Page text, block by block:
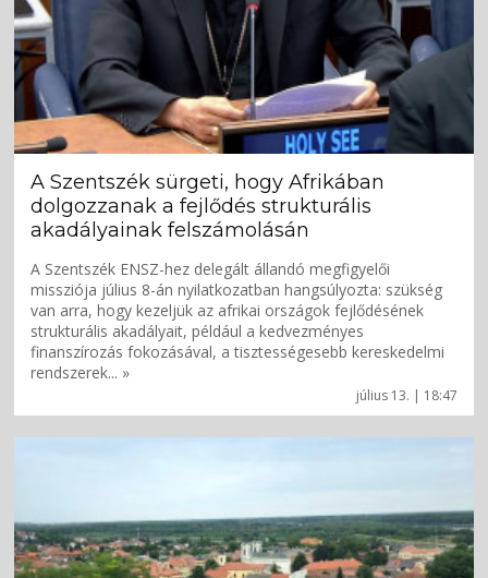
július 13. | 18:47
A Szentszék sürgeti, hogy Afrikában
dolgozzanak a fejlődés strukturális
akadályainak felszámolásán
A Szentszék ENSZ-hez delegált állandó megfigyelői
missziója július 8-án nyilatkozatban hangsúlyozta: szükség
van arra, hogy kezeljük az afrikai országok fejlődésének
strukturális akadályait, például a kedvezményes
finanszírozás fokozásával, a tisztességesebb kereskedelmi
rendszerek... »